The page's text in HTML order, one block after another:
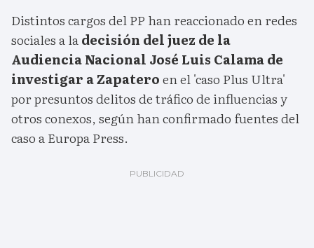
Distintos cargos del PP han reaccionado en redes
sociales a ladecisión del juez de la
Audiencia Nacional José Luis Calama de
investigar a Zapateroen el 'caso Plus Ultra'
por presuntos delitos de tráfico de influencias y
otros conexos, según han confirmado fuentes del
caso a Europa Press.